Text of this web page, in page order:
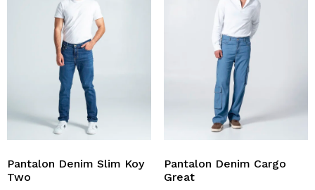
Pantalon Denim Slim Koy
Two
Pantalon Denim Cargo
Great